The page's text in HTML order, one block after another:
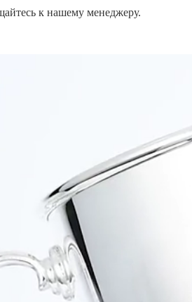
к нашему менеджеру.